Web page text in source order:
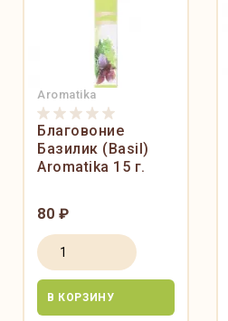
Aromatika
Благовоние
Базилик (Basil)
Aromatika 15 г.
80 ₽
В КОРЗИНУ